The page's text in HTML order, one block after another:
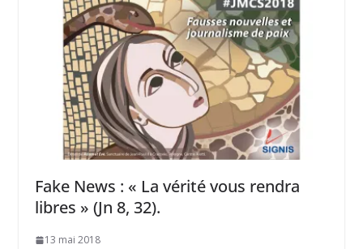
Fake News : « La vérité vous rendra
libres » (Jn 8, 32).
13 mai 2018